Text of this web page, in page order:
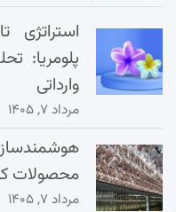
پلومریا:
وارداتی
مرداد ۷, ۱۴۰۵
محصولات
مرداد ۷, ۱۴۰۵